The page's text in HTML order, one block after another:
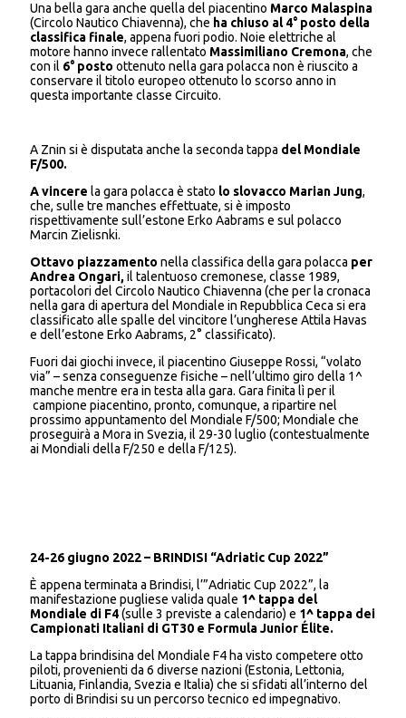
Una bella gara anche quella del piacentino Marco Malaspina
(Circolo Nautico Chiavenna), che ha chiuso al 4° posto della
classifica finale, appena fuori podio. Noie elettriche al
motore hanno invece rallentato Massimiliano Cremona, che
con il 6° posto ottenuto nella gara polacca non è riuscito a
conservare il titolo europeo ottenuto lo scorso anno in
questa importante classe Circuito.
A Znin si è disputata anche la seconda tappa del Mondiale
F/500.
A vincere la gara polacca è stato lo slovacco Marian Jung,
che, sulle tre manches effettuate, si è imposto
rispettivamente sull’estone Erko Aabrams e sul polacco
Marcin Zielisnki.
Ottavo piazzamento nella classifica della gara polacca per
Andrea Ongari,il talentuoso cremonese, classe 1989,
portacolori del Circolo Nautico Chiavenna (che per la cronaca
nella gara di apertura del Mondiale in Repubblica Ceca si era
classificato alle spalle del vincitore l’ungherese Attila Havas
e dell’estone Erko Aabrams, 2° classificato).
Fuori dai giochi invece, il piacentino Giuseppe Rossi, “volato
via” – senza conseguenze fisiche – nell’ultimo giro della 1^
manche mentre era in testa alla gara. Gara finita lì per il
campione piacentino, pronto, comunque, a ripartire nel
prossimo appuntamento del Mondiale F/500; Mondiale che
proseguirà a Mora in Svezia, il 29-30 luglio (contestualmente
ai Mondiali della F/250 e della F/125).
24-26 giugno 2022 – BRINDISI “Adriatic Cup 2022”
È appena terminata a Brindisi, l’”Adriatic Cup 2022”, la
manifestazione pugliese valida quale 1^ tappa del
Mondiale di F4(sulle 3 previste a calendario) e 1^ tappa dei
Campionati Italiani di GT30 e Formula Junior Élite.
La tappa brindisina del Mondiale F4 ha visto competere otto
piloti, provenienti da 6 diverse nazioni (Estonia, Lettonia,
Lituania, Finlandia, Svezia e Italia) che si sfidati all’interno del
porto di Brindisi su un percorso tecnico ed impegnativo.